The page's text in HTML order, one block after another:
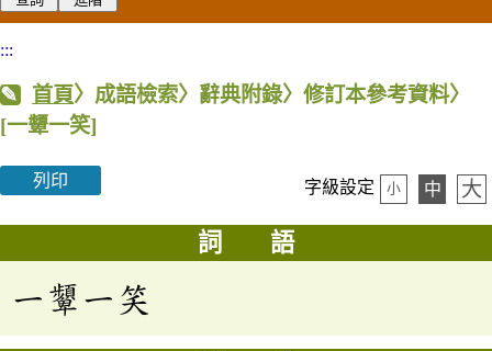
:::
首頁〉成語檢索〉辭典附錄〉修訂本參考資料〉
[一顰一笑]
列印 字級設定 小 中 大
詞 語
一顰一笑